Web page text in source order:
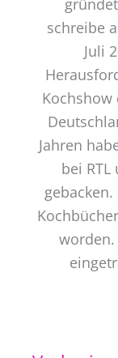
schreibe
Juli
Kochshow
Jahren
bei